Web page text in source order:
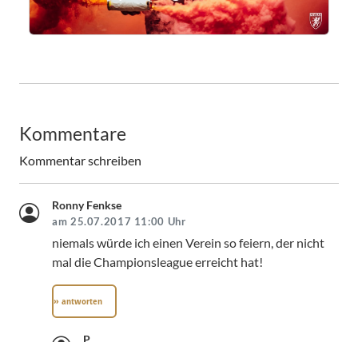
Kommentare
Kommentar schreiben
Ronny Fenkse
am 25.07.2017 11:00 Uhr
niemals würde ich einen Verein so feiern, der nicht
mal die Championsleague erreicht hat!
» antworten
P